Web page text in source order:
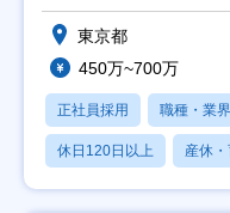
東京都
450万~700万
正社員採用 職種・業
休日120日以上 産休・